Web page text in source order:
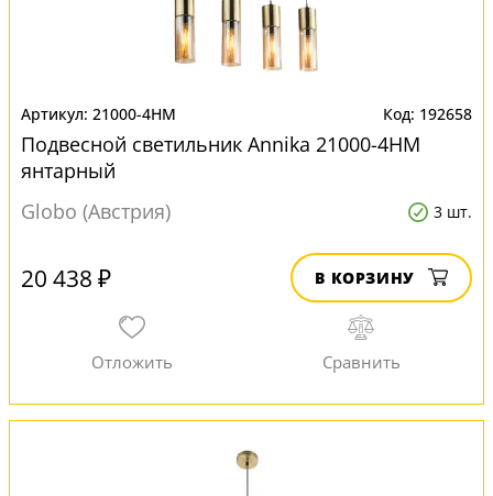
21000-4HM 192658
Подвесной светильник Annika 21000-4HM
янтарный
Globo (Австрия)
3 шт.
20 438 ₽ В КОРЗИНУ